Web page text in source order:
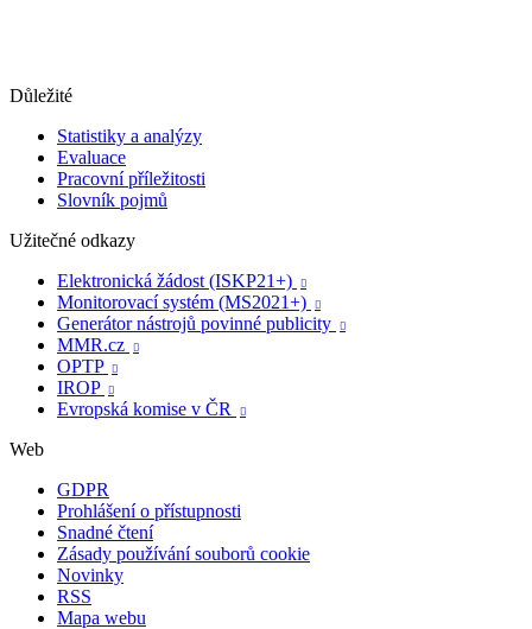
Důležité
Statistiky a analýzy
Evaluace
Pracovní příležitosti
Slovník pojmů
Užitečné odkazy
Elektronická žádost (ISKP21+)

Monitorovací systém (MS2021+) 
Generátor nástrojů povinné publicity 
MMR.cz 
OPTP 
IROP 
Evropská komise v ČR 
Web
GDPR
Prohlášení o přístupnosti
Snadné čtení
Zásady používání souborů cookie
Novinky
RSS
Mapa webu